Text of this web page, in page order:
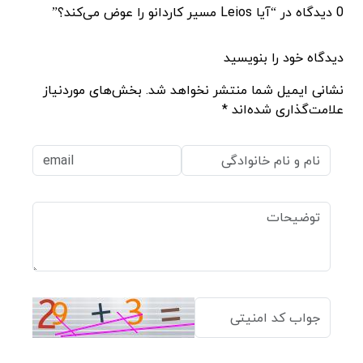
0 دیدگاه در “آیا Leios مسیر کاردانو را عوض می‌کند؟”
دیدگاه خود را بنویسید
نشانی ایمیل شما منتشر نخواهد شد. بخش‌های موردنیاز
علامت‌گذاری شده‌اند *